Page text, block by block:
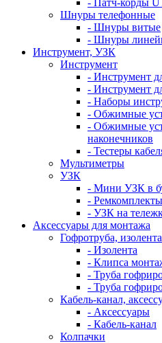
- Патч-корды
Шнуры телефонные
- Шнуры витые
- Шнуры
Инструмент, УЗК
Инструмент
- Инструмент
- Инструмент
- Наборы
- Обжимные
- Обжимные
наконечников
- Тестеры
Мультиметры
УЗК
- Мини УЗК в
-
- УЗК на
Аксессуары для монтажа
Гофротруба, изолента
- Изолента
- Клипса
- Труба
- Труба
Кабель-канал,
- Аксессуары
- Кабель-канал
Колпачки